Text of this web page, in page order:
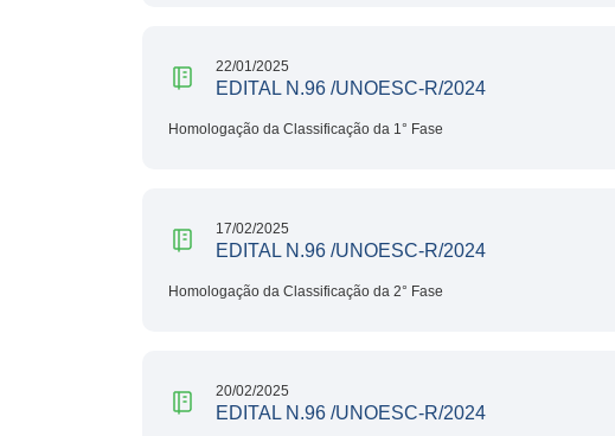
22/01/2025
EDITAL N.96 /UNOESC-R/2024
Homologação da Classificação da 1° Fase
17/02/2025
EDITAL N.96 /UNOESC-R/2024
Homologação da Classificação da 2° Fase
20/02/2025
EDITAL N.96 /UNOESC-R/2024